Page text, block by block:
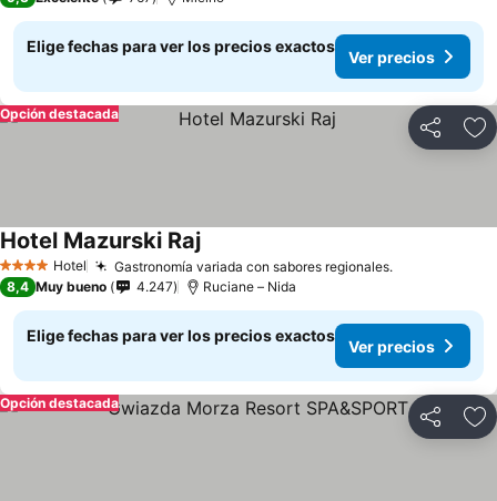
Elige fechas para ver los precios exactos
Ver precios
Compartir
Opción destacada
4 EstrellasHotel Gastronomía variada con sabores regionales.Ver precios
Hotel Mazurski RajVer precios
8,4 Muy bueno 4.247 Ruciane – Nida
Elige fechas para ver los precios exactos
Ver precios
Compartir
Opción destacada